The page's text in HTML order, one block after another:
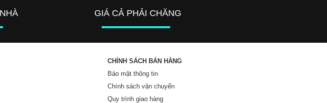
GIÁ CẢ PHẢI CHĂNG
CHÍNH SÁCH BÁN HÀNG
Bảo mật thông tin
Chính sách vận chuyển
Quy trình giao hàng